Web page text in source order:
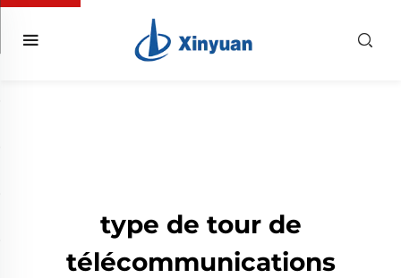
type de tour de
télécommunications